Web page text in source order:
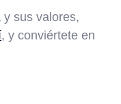
sus valores,
, y conviértete en